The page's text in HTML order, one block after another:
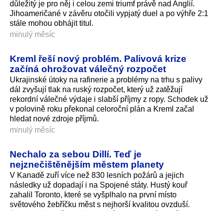
důležitý je pro něj i celou zemi triumf právě nad Anglií.
Jihoameričané v závěru otočili vypjatý duel a po výhře 2:1
stále mohou obhájit titul.
minulý měsíc
Kreml řeší nový problém. Palivová krize
začíná ohrožovat válečný rozpočet
Ukrajinské útoky na rafinerie a problémy na trhu s palivy
dál zvyšují tlak na ruský rozpočet, který už zatěžují
rekordní válečné výdaje i slabší příjmy z ropy. Schodek už
v polovině roku překonal celoroční plán a Kreml začal
hledat nové zdroje příjmů.
minulý měsíc
Nechalo za sebou Dillí. Teď je
nejznečištěnějším městem planety
V Kanadě zuří více než 830 lesních požárů a jejich
následky už dopadají i na Spojené státy. Hustý kouř
zahalil Toronto, které se vyšplhalo na první místo
světového žebříčku měst s nejhorší kvalitou ovzduší.